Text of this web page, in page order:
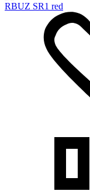
RBUZ SR1 red